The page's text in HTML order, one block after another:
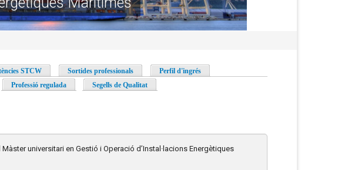
STCW Sortides professionals
Perfil d'ingrés
Professió regulada Segells de Qualitat
universitari en Gestió i Operació d’Instal·lacions Energètiques